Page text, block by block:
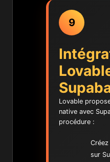
9
Lovable
native avec
procédure :
sur